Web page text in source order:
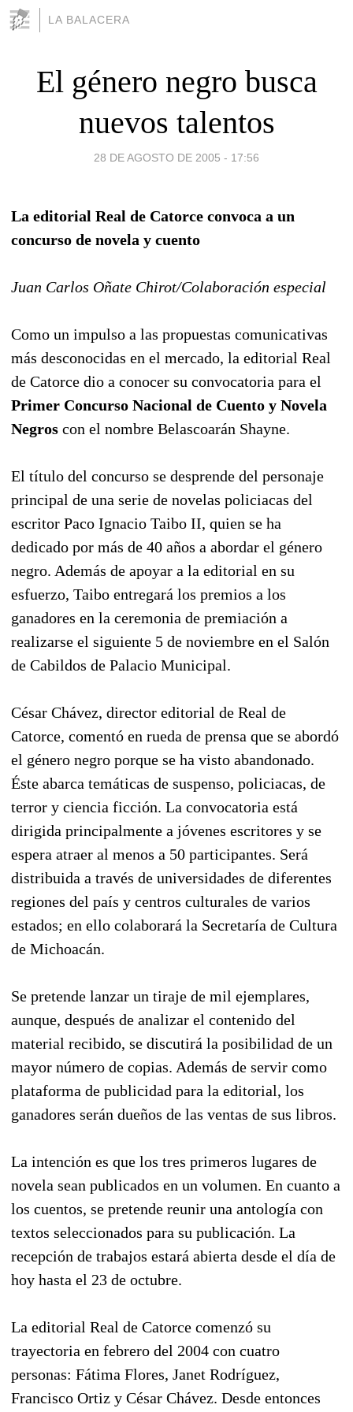
LA BALACERA
El género negro busca
nuevos talentos
28 DE AGOSTO DE 2005 - 17:56
La editorial Real de Catorce convoca a un
concurso de novela y cuento
Juan Carlos Oñate Chirot/Colaboración especial
Como un impulso a las propuestas comunicativas
más desconocidas en el mercado, la editorial Real
de Catorce dio a conocer su convocatoria para el
Primer Concurso Nacional de Cuento y Novela
Negros con el nombre Belascoarán Shayne.
El título del concurso se desprende del personaje
principal de una serie de novelas policiacas del
escritor Paco Ignacio Taibo II, quien se ha
dedicado por más de 40 años a abordar el género
negro. Además de apoyar a la editorial en su
esfuerzo, Taibo entregará los premios a los
ganadores en la ceremonia de premiación a
realizarse el siguiente 5 de noviembre en el Salón
de Cabildos de Palacio Municipal.
César Chávez, director editorial de Real de
Catorce, comentó en rueda de prensa que se abordó
el género negro porque se ha visto abandonado.
Éste abarca temáticas de suspenso, policiacas, de
terror y ciencia ficción. La convocatoria está
dirigida principalmente a jóvenes escritores y se
espera atraer al menos a 50 participantes. Será
distribuida a través de universidades de diferentes
regiones del país y centros culturales de varios
estados; en ello colaborará la Secretaría de Cultura
de Michoacán.
Se pretende lanzar un tiraje de mil ejemplares,
aunque, después de analizar el contenido del
material recibido, se discutirá la posibilidad de un
mayor número de copias. Además de servir como
plataforma de publicidad para la editorial, los
ganadores serán dueños de las ventas de sus libros.
La intención es que los tres primeros lugares de
novela sean publicados en un volumen. En cuanto a
los cuentos, se pretende reunir una antología con
textos seleccionados para su publicación. La
recepción de trabajos estará abierta desde el día de
hoy hasta el 23 de octubre.
La editorial Real de Catorce comenzó su
trayectoria en febrero del 2004 con cuatro
personas: Fátima Flores, Janet Rodríguez,
Francisco Ortiz y César Chávez. Desde entonces